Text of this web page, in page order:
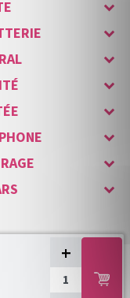
+
droits réservés.